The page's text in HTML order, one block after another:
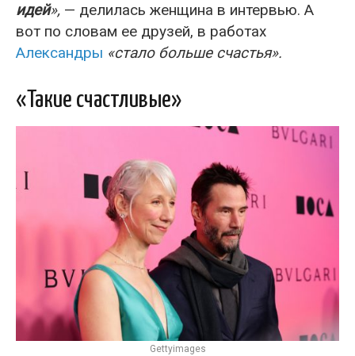
идей», — делилась женщина в интервью. А
вот по словам ее друзей, в работах
Александры «стало больше счастья».
«Такие счастливые»
Gettyimages